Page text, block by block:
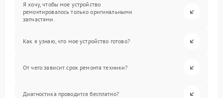
Я хочу, чтобы мое устройство
ремонтировалось только оригинальными
запчастями.
Как я узнаю, что мое устройство готово?
От чего зависит срок ремонта техники?
Диагностика проводится бесплатно?